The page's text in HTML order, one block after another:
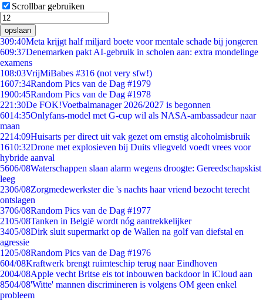
Scrollbar gebruiken
opslaan
309:40Meta krijgt half miljard boete voor mentale schade bij jongeren
609:37Denemarken pakt AI-gebruik in scholen aan: extra mondelinge
examens
108:03VrijMiBabes #316 (not very sfw!)
1607:34Random Pics van de Dag #1979
1900:45Random Pics van de Dag #1978
221:30De FOK!Voetbalmanager 2026/2027 is begonnen
6014:35Onlyfans-model met G-cup wil als NASA-ambassadeur naar
maan
2214:09Huisarts per direct uit vak gezet om ernstig alcoholmisbruik
1610:32Drone met explosieven bij Duits vliegveld voedt vrees voor
hybride aanval
5606/08Waterschappen slaan alarm wegens droogte: Gereedschapskist
leeg
2306/08Zorgmedewerkster die 's nachts haar vriend bezocht terecht
ontslagen
3706/08Random Pics van de Dag #1977
2105/08Tanken in België wordt nóg aantrekkelijker
3405/08Dirk sluit supermarkt op de Wallen na golf van diefstal en
agressie
1205/08Random Pics van de Dag #1976
604/08Kraftwerk brengt ruimteschip terug naar Eindhoven
2004/08Apple vecht Britse eis tot inbouwen backdoor in iCloud aan
8504/08'Witte' mannen discrimineren is volgens OM geen enkel
probleem